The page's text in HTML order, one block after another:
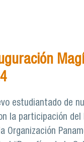
estudiantado de
la participación del
Organización